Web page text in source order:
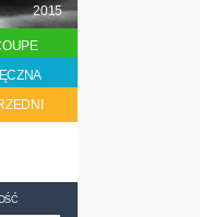
2015